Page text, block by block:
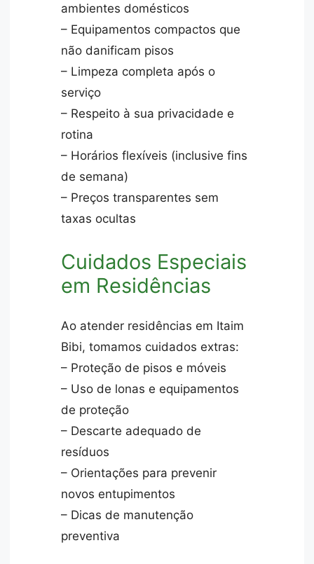
ambientes domésticos
– Equipamentos compactos que
não danificam pisos
– Limpeza completa após o
serviço
– Respeito à sua privacidade e
rotina
– Horários flexíveis (inclusive fins
de semana)
– Preços transparentes sem
taxas ocultas
Cuidados Especiais
em Residências
Ao atender residências em Itaim
Bibi, tomamos cuidados extras:
– Proteção de pisos e móveis
– Uso de lonas e equipamentos
de proteção
– Descarte adequado de
resíduos
– Orientações para prevenir
novos entupimentos
– Dicas de manutenção
preventiva